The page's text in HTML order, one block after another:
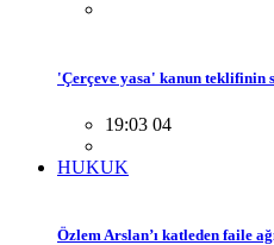
'Çerçeve yasa' kanun teklifinin
19:03 04
HUKUK
Özlem Arslan’ı katleden faile